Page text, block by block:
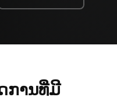
ການ​ທີ່​ມີ